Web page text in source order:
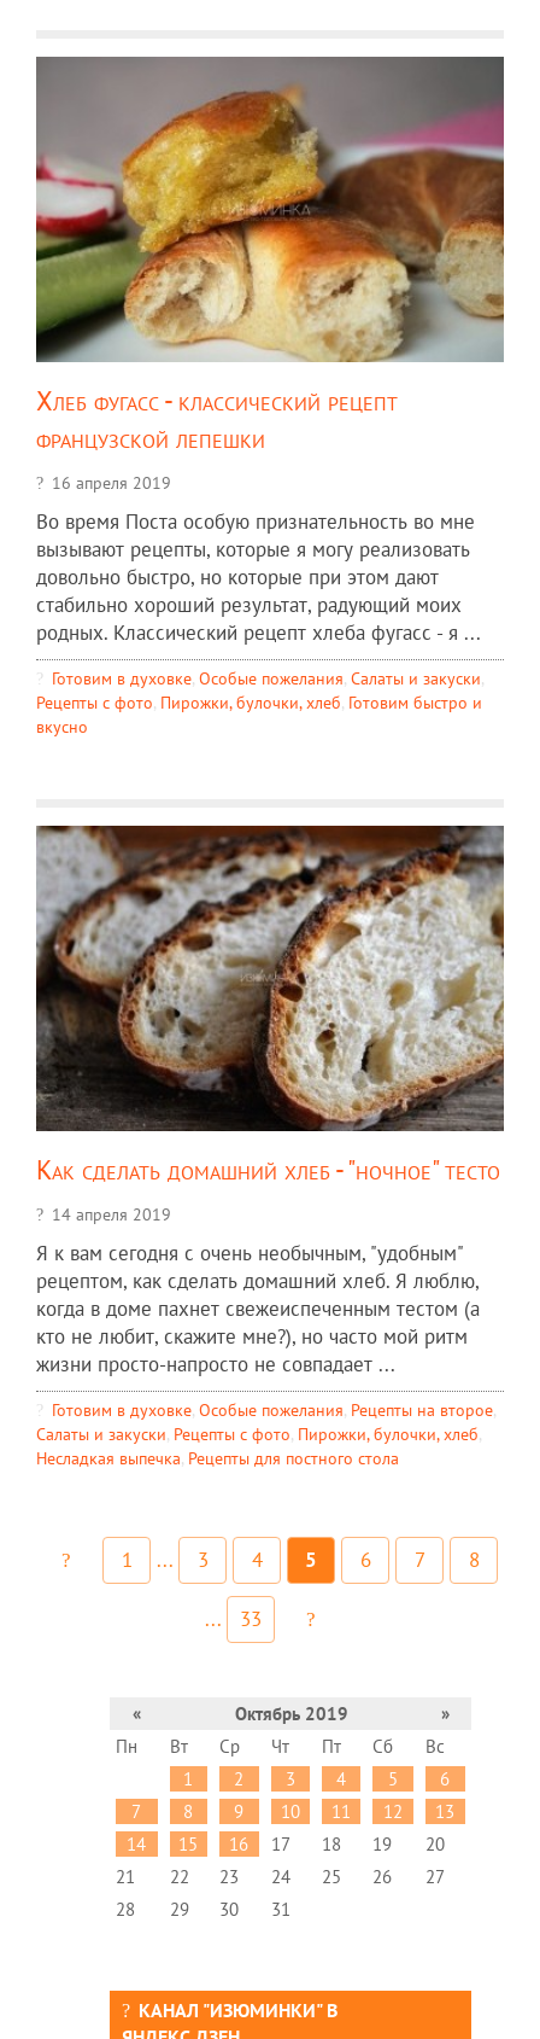
Хлеб фугасс - классический рецепт
французской лепешки
16 апреля 2019
Во время Поста особую признательность во мне
вызывают рецепты, которые я могу реализовать
довольно быстро, но которые при этом дают
стабильно хороший результат, радующий моих
родных. Классический рецепт хлеба фугасс - я ...
Готовим в духовке, Особые пожелания, Салаты и закуски,
Рецепты c фото, Пирожки, булочки, хлеб, Готовим быстро и
вкусно
Как сделать домашний хлеб - "ночное" тесто
14 апреля 2019
Я к вам сегодня с очень необычным, "удобным"
рецептом, как сделать домашний хлеб. Я люблю,
когда в доме пахнет свежеиспеченным тестом (а
кто не любит, скажите мне?), но часто мой ритм
жизни просто-напросто не совпадает ...
Готовим в духовке, Особые пожелания, Рецепты на второе,
Салаты и закуски, Рецепты c фото, Пирожки, булочки, хлеб,
Несладкая выпечка, Рецепты для постного стола
1 ... 3 4 5 6 7 8
... 33
« Октябрь 2019
»
Пн
Вт Ср Чт Пт Сб
Вс
1
2 3 4 5
6
7
8 9 10 11 12
13
14
15 16 17 18 19
20
21
22 23 24 25 26
27
28
29 30 31
КАНАЛ "ИЗЮМИНКИ" В